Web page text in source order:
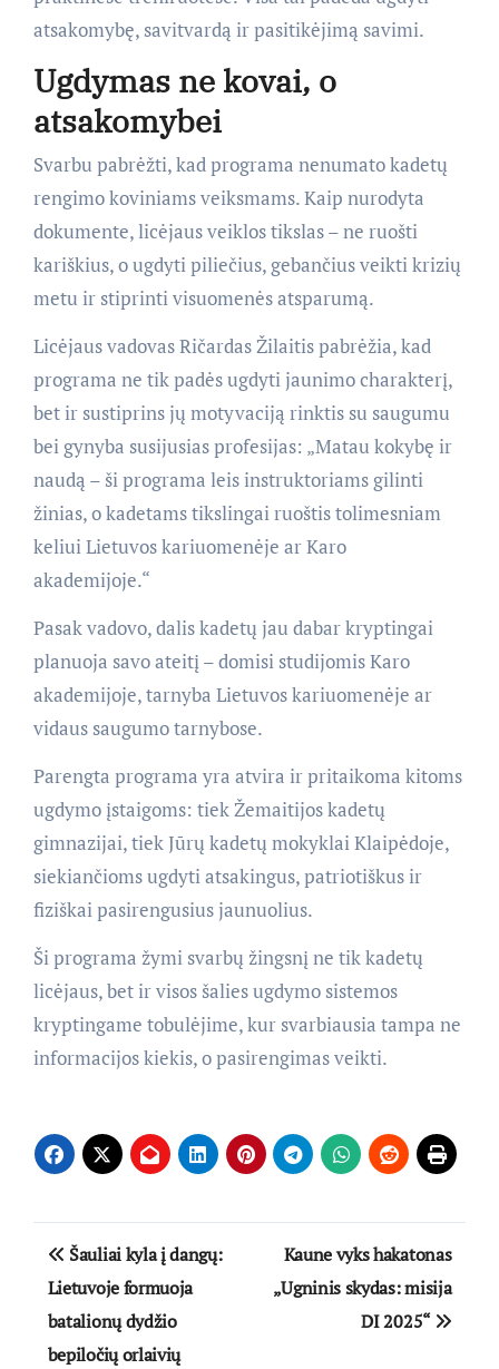
atsakomybę, savitvardą ir pasitikėjimą savimi.
Ugdymas ne kovai, o
atsakomybei
Svarbu pabrėžti, kad programa nenumato kadetų
rengimo koviniams veiksmams. Kaip nurodyta
dokumente, licėjaus veiklos tikslas – ne ruošti
kariškius, o ugdyti piliečius, gebančius veikti krizių
metu ir stiprinti visuomenės atsparumą.
Licėjaus vadovas Ričardas Žilaitis pabrėžia, kad
programa ne tik padės ugdyti jaunimo charakterį,
bet ir sustiprins jų motyvaciją rinktis su saugumu
bei gynyba susijusias profesijas: „Matau kokybę ir
naudą – ši programa leis instruktoriams gilinti
žinias, o kadetams tikslingai ruoštis tolimesniam
keliui Lietuvos kariuomenėje ar Karo
akademijoje.“
Pasak vadovo, dalis kadetų jau dabar kryptingai
planuoja savo ateitį – domisi studijomis Karo
akademijoje, tarnyba Lietuvos kariuomenėje ar
vidaus saugumo tarnybose.
Parengta programa yra atvira ir pritaikoma kitoms
ugdymo įstaigoms: tiek Žemaitijos kadetų
gimnazijai, tiek Jūrų kadetų mokyklai Klaipėdoje,
siekiančioms ugdyti atsakingus, patriotiškus ir
fiziškai pasirengusius jaunuolius.
Ši programa žymi svarbų žingsnį ne tik kadetų
licėjaus, bet ir visos šalies ugdymo sistemos
kryptingame tobulėjime, kur svarbiausia tampa ne
informacijos kiekis, o pasirengimas veikti.
Navigacija
tarp
įrašų
Šauliai kyla į dangų:
Lietuvoje formuoja
batalionų dydžio
bepiločių orlaivių
Kaune vyks hakatonas
„Ugninis skydas: misija
DI 2025“